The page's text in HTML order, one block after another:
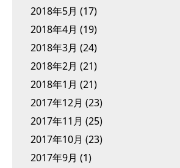
2018年5月 (17)
2018年4月 (19)
2018年3月 (24)
2018年2月 (21)
2018年1月 (21)
2017年12月 (23)
2017年11月 (25)
2017年10月 (23)
2017年9月 (1)